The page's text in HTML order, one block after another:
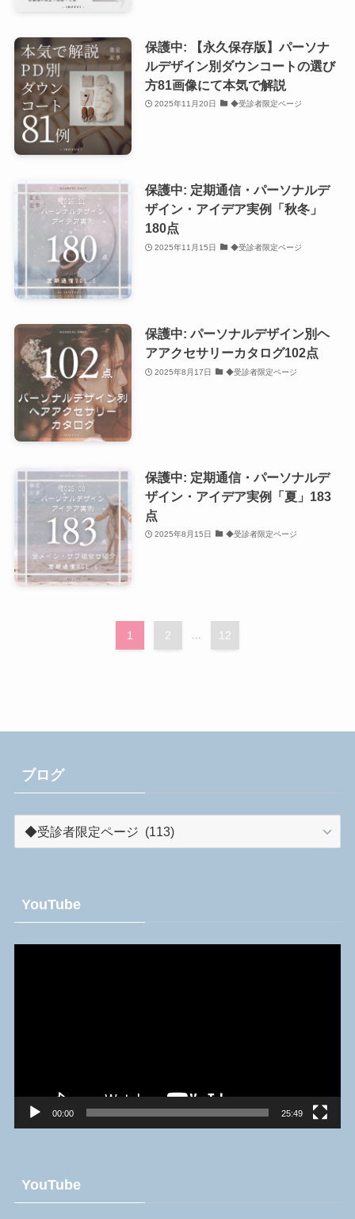
保護中: 【永久保存版】パーソナ
ルデザイン別ダウンコートの選び
方81画像にて本気で解説
2025年11月20日 ◆受診者限定ページ
保護中: 定期通信・パーソナルデ
ザイン・アイデア実例「秋冬」
180点
2025年11月15日 ◆受診者限定ページ
保護中: パーソナルデザイン別ヘ
アアクセサリーカタログ102点
2025年8月17日 ◆受診者限定ページ
保護中: 定期通信・パーソナルデ
ザイン・アイデア実例「夏」183
点
2025年8月15日 ◆受診者限定ページ
1 2 ... 12
ブログ
YouTube
00:00 25:49
YouTube